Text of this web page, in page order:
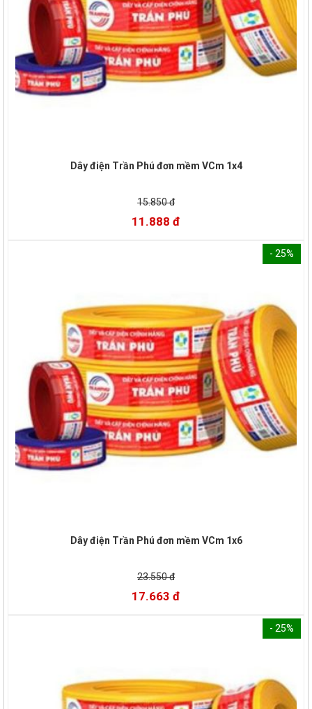
Dây điện Trần Phú đơn mềm VCm 1x4
15.850 đ
11.888 đ
- 25%
Dây điện Trần Phú đơn mềm VCm 1x6
23.550 đ
17.663 đ
- 25%